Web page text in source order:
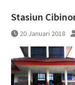
Stasiun
20 Januari 2018